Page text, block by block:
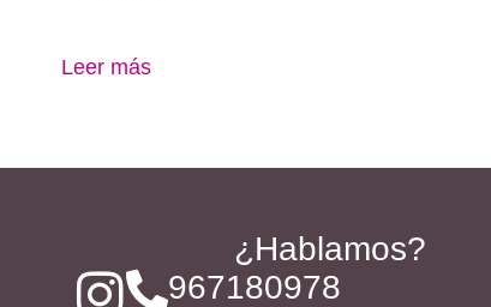
Leer más
¿Hablamos?
967180978